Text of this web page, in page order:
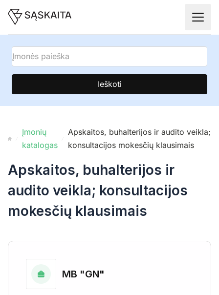
Ieškoti
Įmonių
katalogas
Apskaitos, buhalterijos ir audito veikla;
konsultacijos mokesčių klausimais
Apskaitos, buhalterijos ir
audito veikla; konsultacijos
mokesčių klausimais
MB "GN"